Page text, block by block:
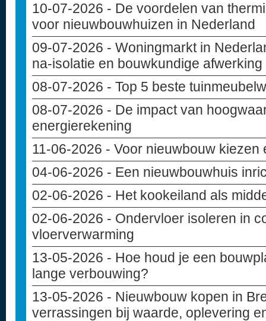
10-07-2026 - De voordelen van
voor nieuwbouwhuizen in Nederland
09-07-2026 - Woningmarkt in
na-isolatie en bouwkundige afwerking
08-07-2026 - Top 5 beste
08-07-2026 - De impact van
energierekening
11-06-2026 - Voor nieuwbouw
04-06-2026 - Een nieuwbouwhuis
02-06-2026 - Het kookeiland als
02-06-2026 - Ondervloer isoleren in
vloerverwarming
13-05-2026 - Hoe houd je een
lange verbouwing?
13-05-2026 - Nieuwbouw kopen in
verrassingen bij waarde, oplevering